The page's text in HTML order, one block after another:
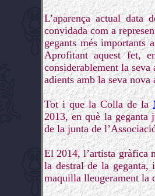
L’aparença actual
convidada com a
gegants més importants
Aprofitant aquest fet,
considerablement la
adients amb la seva nova
Tot i que la Colla de la
2013, en què la geganta
de la junta de
El 2014, l’artista gràfica
la destral de la
maquilla lleugerament la